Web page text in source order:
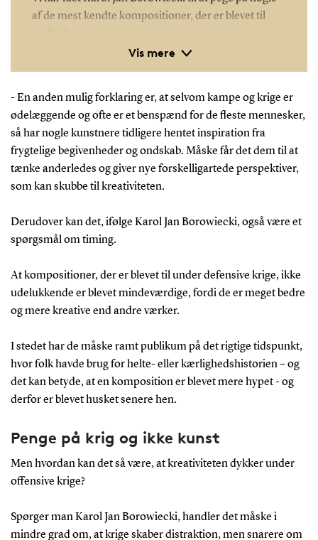
Vis mere
af de mest kendte kompositioner, der er blevet til
Wellington’s Victoryaf Ludwig van Beethoven:
Det er et bombastisk værk, der ud over fanfarer
har lydeffekter fra både kanoner og geværer, og
som Beethoven komponerede til minde om the
Duke of Wellington’s sejr over Joseph Bonaparte i
slaget ved Vitoria i 1813.
Symphony No. 7af Dmitry Shostakovich:
Kompositionen er skrevet en måned efter, at
Tyskland invaderede Rusland i 1941, og den blev
et ikon for russiske folks modstand, lidelse og
Se og hør flere eksempler på klassisk musik i
krigstider.
- En anden mulig forklaring er, at selvom kampe og krige er
ødelæggende og ofte er et benspænd for de fleste mennesker,
så har nogle kunstnere tidligere hentet inspiration fra
frygtelige begivenheder og ondskab. Måske får det dem til at
tænke anderledes og giver nye forskelligartede perspektiver,
som kan skubbe til kreativiteten.
Derudover kan det, ifølge Karol Jan Borowiecki, også være et
spørgsmål om timing.
At kompositioner, der er blevet til under defensive krige, ikke
udelukkende er blevet mindeværdige, fordi de er meget bedre
og mere kreative end andre værker.
I stedet har de måske ramt publikum på det rigtige tidspunkt,
hvor folk havde brug for helte- eller kærlighedshistorien – og
det kan betyde, at en komposition er blevet mere hypet - og
derfor er blevet husket senere hen.
Penge på krig og ikke kunst
Men hvordan kan det så være, at kreativiteten dykker under
offensive krige?
Spørger man Karol Jan Borowiecki, handler det måske i
mindre grad om, at krige skaber distraktion, men snarere om